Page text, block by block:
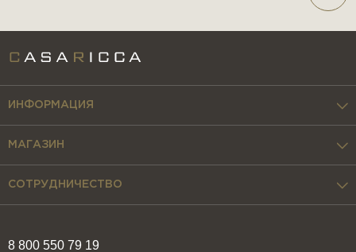
8 800 550 79 19
ИНФОРМАЦИЯ
МАГАЗИН
СОТРУДНИЧЕСТВО